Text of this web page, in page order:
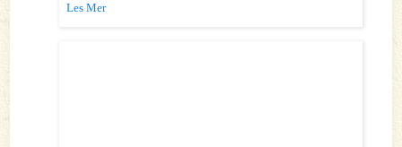
Les Mer